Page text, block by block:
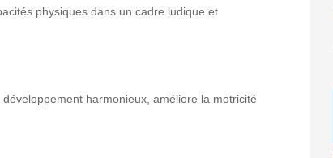
physiques dans un cadre ludique et
harmonieux, améliore la motricité